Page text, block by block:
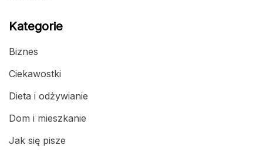
Kategorie
Biznes
Ciekawostki
Dieta i odżywianie
Dom i mieszkanie
Jak się pisze